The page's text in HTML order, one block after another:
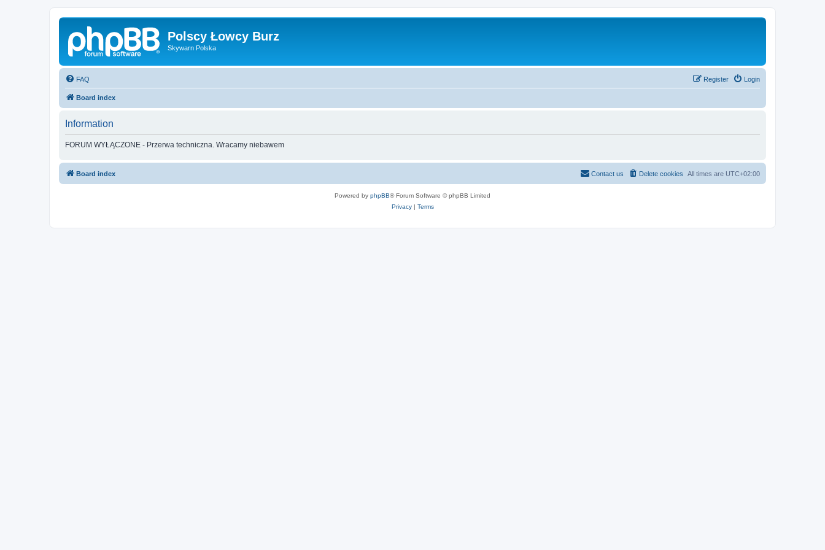
Polscy Łowcy Burz
Skywarn Polska
FAQ Login
Register
Board index
Information
FORUM WYŁĄCZONE - Przerwa techniczna. Wracamy niebawem
Board index All times are UTC+02:00
Delete cookies
Contact us
Powered by phpBB® Forum Software © phpBB Limited
Privacy| Terms